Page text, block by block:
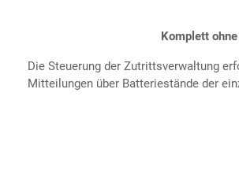
Komplett
Die Steuerung der Zutrittsverwaltung
Mitteilungen über Batteriestände der